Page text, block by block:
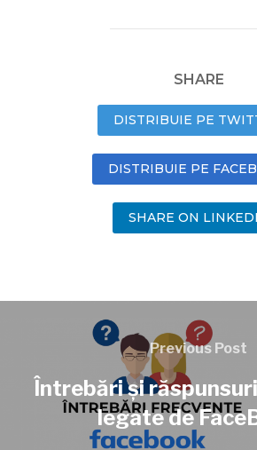
SHARE
DISTRIBUIE PE
DISTRIBUIE PE
SHARE ON
Previous Post
Întrebări și
legate de